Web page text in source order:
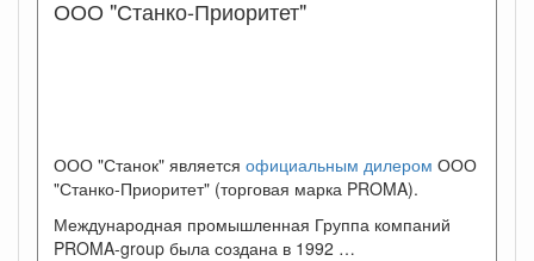
ООО "Станко-Приоритет"
ООО "Станок" является официальным дилером ООО
"Станко-Приоритет" (торговая марка PROMA).
Международная промышленная Группа компаний
PROMA-group была создана в 1992 …